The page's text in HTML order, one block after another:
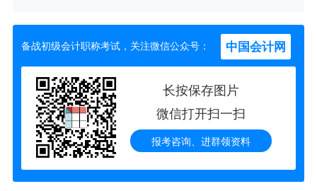
备战初级会计职称考试，关注微信公众号： 中国会计网
长按保存图片
微信打开扫一扫
报考咨询、进群领资料